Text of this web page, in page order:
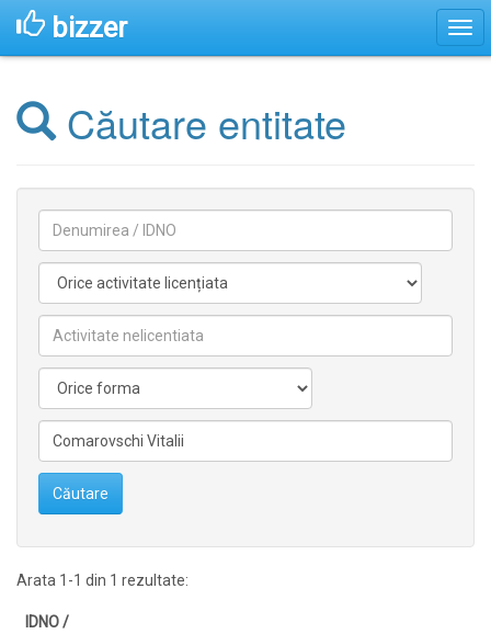
bizzer
Căutare entitate
licentiata
nelicentiata
Căutare
Arata 1-1 din 1 rezultate:
IDNO /